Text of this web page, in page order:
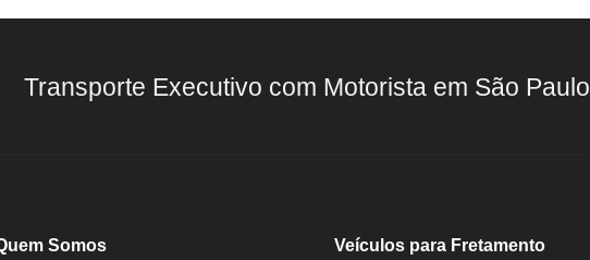
Transporte Executivo com Motorista em São Paulo
Somos Veículos para Fretamento